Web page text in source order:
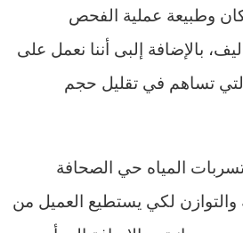
وطبيعة عملية الفحص
بالإضافة إلبى أننا نعمل على
تساهم في تقليل حجم
المياه حي الصحافة
والتوازن لكي يستطيع العميل من